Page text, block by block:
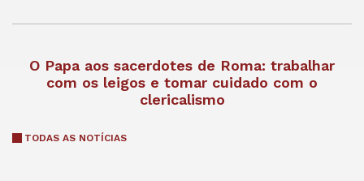
O Papa aos sacerdotes de Roma: trabalhar
com os leigos e tomar cuidado com o
clericalismo
TODAS AS NOTÍCIAS